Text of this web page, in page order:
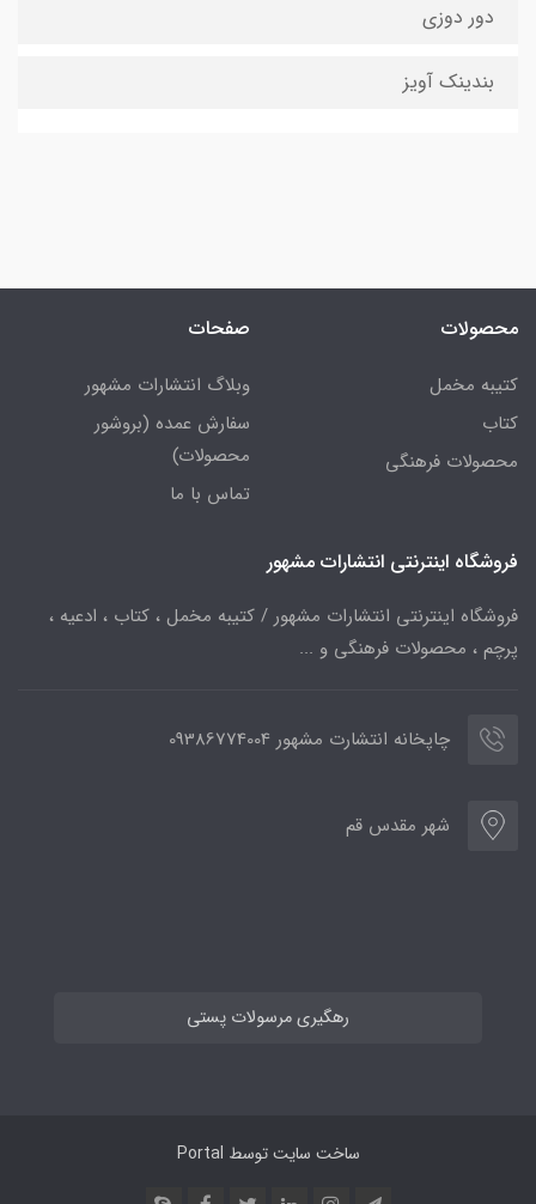
دور دوزی
بندینک آویز
محصولات
کتیبه مخمل
کتاب
محصولات فرهنگی
صفحات
وبلاگ انتشارات مشهور
سفارش عمده (بروشور
محصولات)
تماس با ما
فروشگاه اینترنتی انتشارات مشهور
فروشگاه اینترنتی انتشارات مشهور / کتیبه مخمل ، کتاب ، ادعیه ،
پرچم ، محصولات فرهنگی و ...
چاپخانه انتشارت مشهور 09386774004
شهر مقدس قم
رهگیری مرسولات پستی
ساخت سایت توسط Portal